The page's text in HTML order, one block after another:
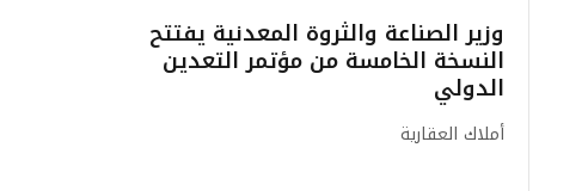
وزير الصناعة والثروة المعدنية يفتتح
النسخة الخامسة من مؤتمر التعدين
الدولي
أملاك العقارية